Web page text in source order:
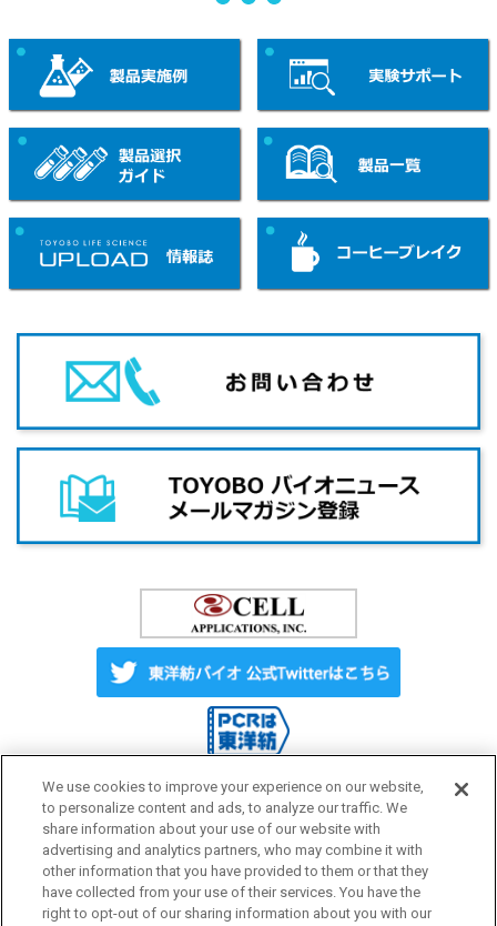
Label License ご利用にあたって
プライバシーポリシー サイトマップ
We use cookies to improve your experience on our website,
to personalize content and ads, to analyze our traffic. We
share information about your use of our website with
advertising and analytics partners, who may combine it with
other information that you have provided to them or that they
have collected from your use of their services. You have the
right to opt-out of our sharing information about you with our